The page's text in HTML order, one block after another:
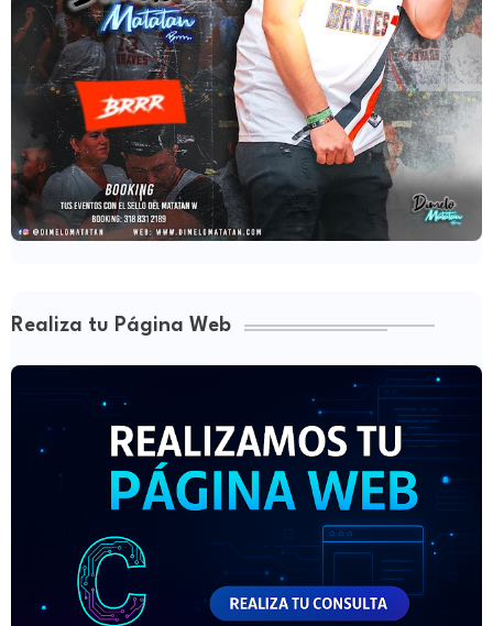
Realiza tu Página Web